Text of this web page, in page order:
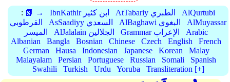
: 📗 → IbnKathir ابن كثير AtTabariy الطبري
AlQurtubi
القرطوبي
AsSaadiyy السعدي AlBaghawi البغوي
AlMuyassar
الميسر
AlJalalain الجلالين Grammar الإعراب
Arabic
Albanian
Bangla Bosnian Chinese Czech English
French
German
Hausa Indonesian Japanese Korean
Malay
Malayalam
Persian Portuguese Russian Somali
Spanish
Swahili
Turkish Urdu Yoruba Transliteration [+]